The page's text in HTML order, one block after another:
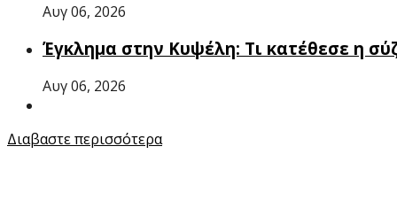
Αυγ 06, 2026
Έγκλημα στην Κυψέλη: Τι κατέθεσε η
Αυγ 06, 2026
Διαβαστε περισσότερα